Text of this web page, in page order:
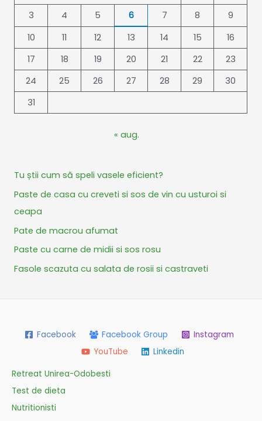
3
4 5 6 7 8
9
10
11 12 13 14 15
16
17
18 19 20 21 22
23
24
25 26 27 28 29
30
31
« aug.
Tu știi cum să speli vasele eficient?
Paste de casa cu creveti si sos de vin cu usturoi si
ceapa
Pate de macrou afumat
Paste cu carne de midii si sos rosu
Fasole scazuta cu salata de rosii si castraveti
Facebook Facebook Group
Instagram
YouTube
Linkedin
Retreat Unirea-Odobesti
Test de dieta
Nutritionisti